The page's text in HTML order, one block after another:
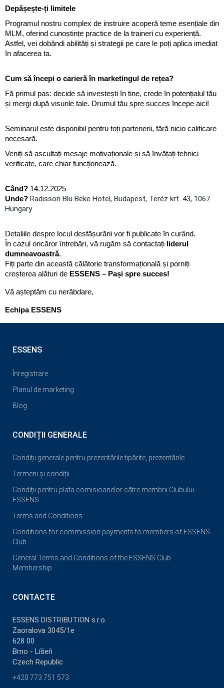
Depășește-ți limitele
Programul nostru complex de instruire acoperă teme esențiale din
MLM, oferind cunoștințe practice de la traineri cu experiență.
Astfel, vei dobândi abilități și strategii pe care le poți aplica imediat
în afacerea ta.
Cum să începi o carieră în marketingul de rețea?
Fă primul pas: decide să investești în tine, crede în potențialul tău
și mergi după visurile tale. Drumul tău spre succes începe aici!
Seminarul este disponibil pentru toți partenerii, fără nicio calificare
necesară.
Veniți să ascultați mesaje motivaționale și să învățați tehnici
verificate, care chiar funcționează.
Când? 14.12.2025
Unde? Radisson Blu Beke Hotel, Budapest, Teréz krt. 43, 1067
Hungary
Detaliile despre locul desfășurării vor fi publicate în curând.
În cazul oricăror întrebări, vă rugăm să contactați liderul
dumneavoastră.
Fiți parte din această călătorie transformațională și porniți
creșterea alături de ESSENS – Pași spre succes!
Vă așteptăm cu nerăbdare,
Echipa ESSENS
ESSENS
Înregistrare
Planul de marketing
Blog
CONDIȚII GENERALE
Condiții generale pentru prezentările tipărite, prezentările
Termeni și condiții
Condiții pentru plata comisioanelor către membrii Clubului
ESSENS
Terms and Conditions
Conditions for commission payments to members of ESSENS
Club
General Terms and Conditions of the ESSENS Club
Membership
CONTACTE
ESSENS DISTRIBUTION s.r.o.
Zaoralova 3045/1e
628 00
Brno - Líšeň
Czech Republic
+420 773 751 573